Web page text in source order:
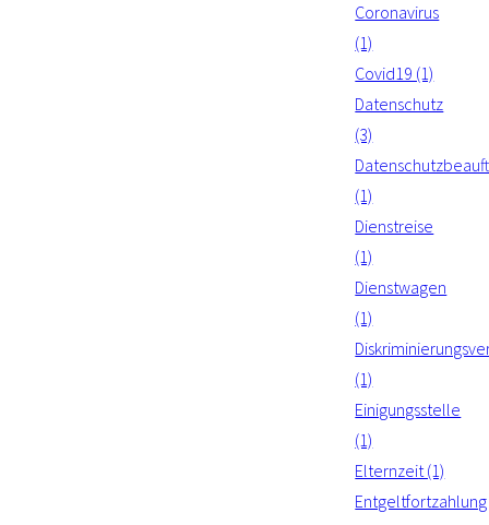
Coronavirus
(1)
Covid19 (1)
Datenschutz
(3)
(1)
Dienstreise
(1)
Dienstwagen
(1)
(1)
Einigungsstelle
(1)
Elternzeit (1)
Entgeltfortzahlung